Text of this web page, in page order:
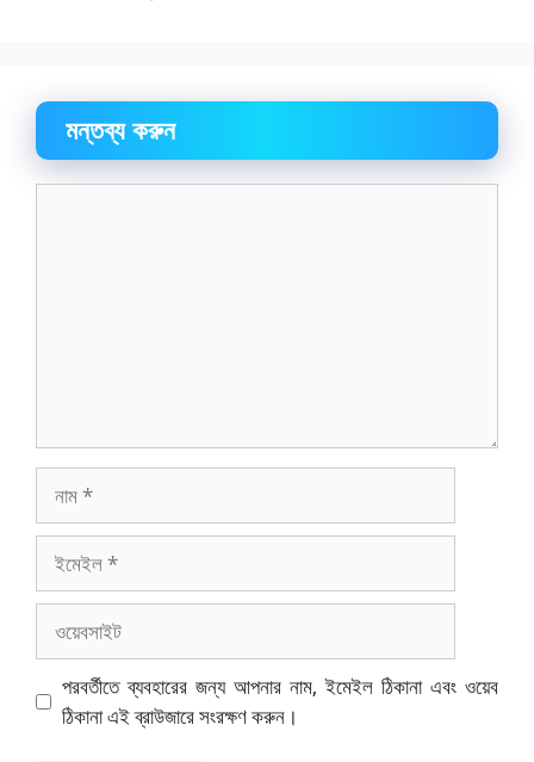
মন্তব্য করুন
ইমেইল
পরবর্তীতে ব্যবহারের জন্য আপনার নাম, ইমেইল ঠিকানা এবং ওয়েব
ঠিকানা এই ব্রাউজারে সংরক্ষণ করুন।